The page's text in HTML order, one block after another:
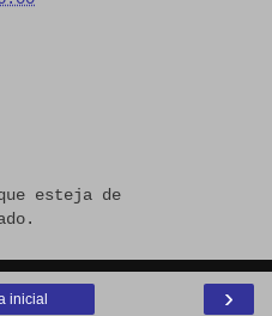
esteja de
›
inicial